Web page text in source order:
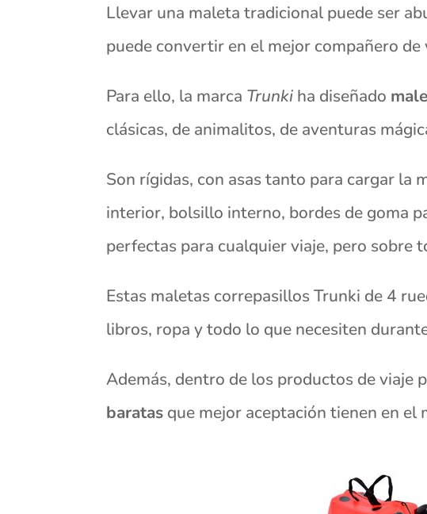
Llevar una maleta tradicional puede ser
puede convertir en el mejor compañero de
Para ello, la marca Trunki ha diseñado
clásicas, de animalitos, de aventuras
Son rígidas, con asas tanto para cargar la
interior, bolsillo interno, bordes de goma
perfectas para cualquier viaje, pero sobre
Estas maletas correpasillos Trunki de 4
libros, ropa y todo lo que necesiten
Además, dentro de los productos de viaje
baratas que mejor aceptación tienen en el